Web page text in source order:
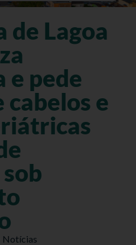
Lagoa
e pede
cabelos e
Notícias